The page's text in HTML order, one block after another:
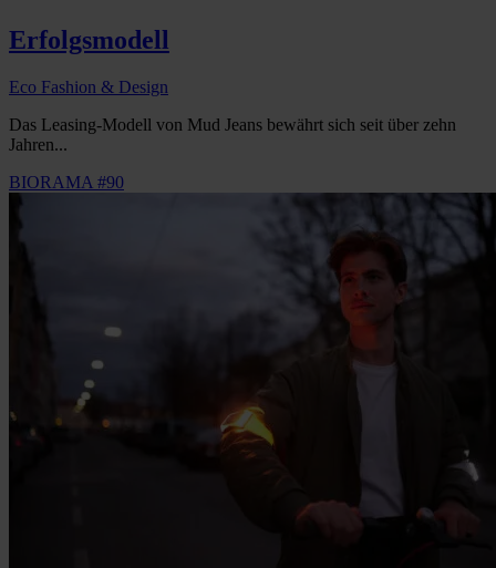
Erfolgsmodell
Eco Fashion & Design
Das Leasing-Modell von Mud Jeans bewährt sich seit über zehn
Jahren...
BIORAMA #90